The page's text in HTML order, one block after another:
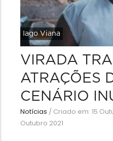
Iago Viana
VIRADA
ATRAÇÕES
CENÁRIO
Notícias / Criado em: 15
Outubro 2021